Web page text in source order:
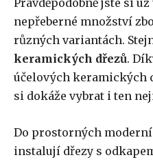
Pravděpodobně jste si
nepřeberné množství
různých variantách.
keramických dřezů.
účelových keramických
si dokáže vybrat i ten
Do prostorných
instalují dřezy s